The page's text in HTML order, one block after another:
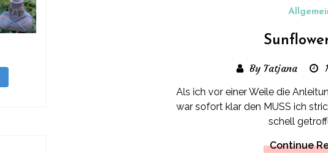
By Tatjana
Als ich vor einer Weile die
war sofort klar den MUSS ich
schell
Continue